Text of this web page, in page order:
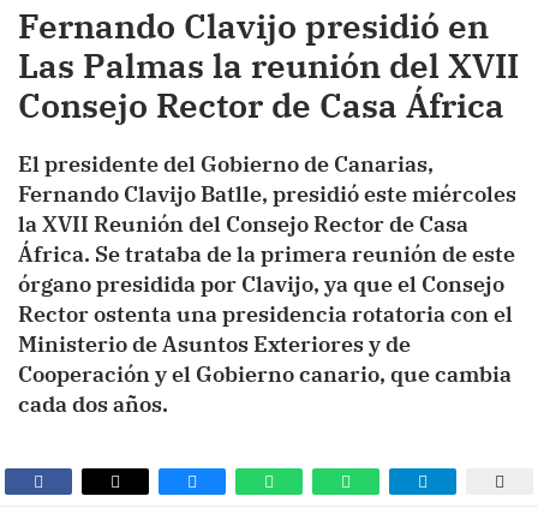
Fernando Clavijo presidió en
Las Palmas la reunión del XVII
Consejo Rector de Casa África
El presidente del Gobierno de Canarias,
Fernando Clavijo Batlle, presidió este miércoles
la XVII Reunión del Consejo Rector de Casa
África. Se trataba de la primera reunión de este
órgano presidida por Clavijo, ya que el Consejo
Rector ostenta una presidencia rotatoria con el
Ministerio de Asuntos Exteriores y de
Cooperación y el Gobierno canario, que cambia
cada dos años.